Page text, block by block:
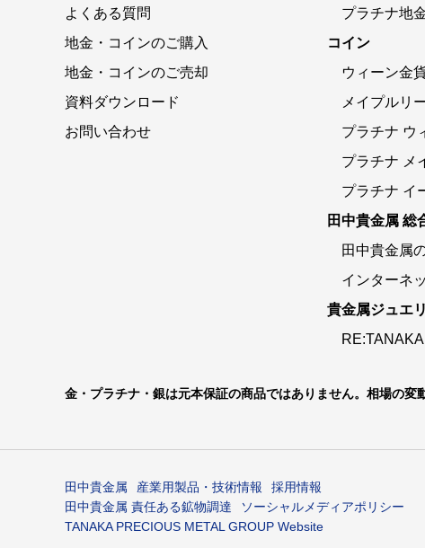
よくある質問
地金・コインのご購入
地金・コインのご売却
資料ダウンロード
お問い合わせ
プラチナ地
コイン
ウィーン金
メイプルリ
プラチナ ウ
プラチナ メ
プラチナ イ
田中貴金属 総
田中貴金属
インターネ
貴金属ジュエ
RE:TANAKA
金・プラチナ・銀は元本保証の商品ではありません。相場の変
田中貴金属 産業用製品・技術情報
採用情報
田中貴金属 責任ある鉱物調達
ソーシャルメディアポリシー
TANAKA PRECIOUS METAL GROUP Website